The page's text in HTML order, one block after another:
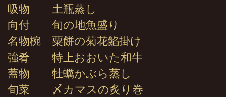
吸物 土瓶蒸し
向付 旬の地魚盛り
名物椀 粟餅の菊花餡掛け
強肴 特上おおいた和牛
蓋物 牡蠣かぶら蒸し
旬菜 〆カマスの炙り巻